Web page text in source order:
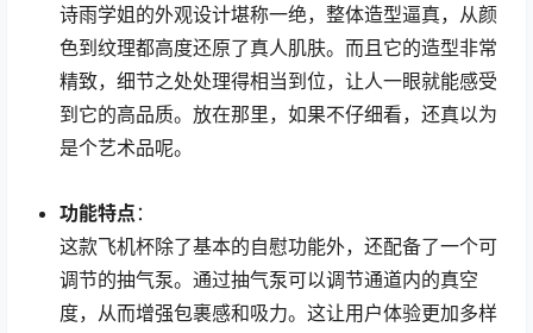
诗雨学姐的外观设计堪称一绝，整体造型逼真，从颜
色到纹理都高度还原了真人肌肤。而且它的造型非常
精致，细节之处处理得相当到位，让人一眼就能感受
到它的高品质。放在那里，如果不仔细看，还真以为
是个艺术品呢。
功能特点 ：
这款飞机杯除了基本的自慰功能外，还配备了一个可
调节的抽气泵。通过抽气泵可以调节通道内的真空
度，从而增强包裹感和吸力。这让用户体验更加多样